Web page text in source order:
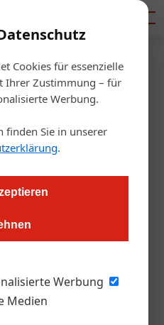
Cookies für essenzielle
Ihrer Zustimmung – für
Werbung.
Sie in unserer
.
Werbung
Medien
& Hersteller
er kosten ?
17.10.2024, 10:36 Uhr
Doch wie viel mehr darf es
Ergebnisse.
Die Österreicherinnen
für zertifizierten